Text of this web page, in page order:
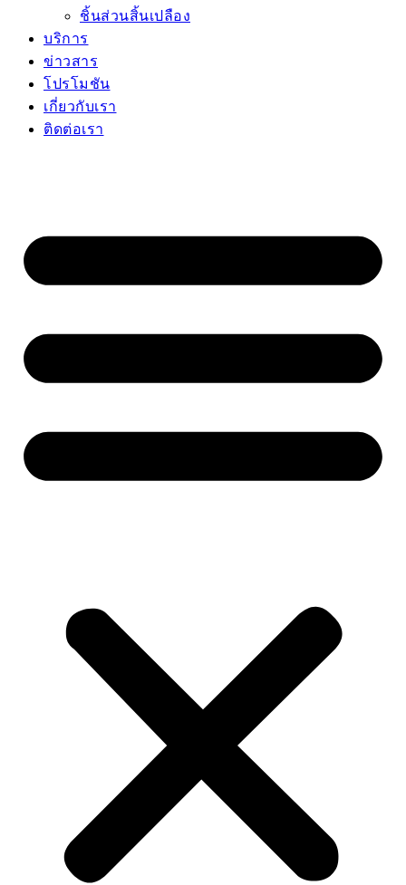
ชิ้นส่วนสิ้นเปลือง
บริการ
ข่าวสาร
โปรโมชัน
เกี่ยวกับเรา
ติดต่อเรา